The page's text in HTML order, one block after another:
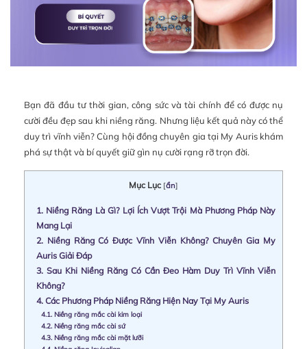
Bạn đã đầu tư thời gian, công sức và tài chính để có được nụ
cười đều đẹp sau khi niềng răng. Nhưng liệu kết quả này có thể
duy trì vĩnh viễn? Cùng hội đồng chuyên gia tại My Auris khám
phá sự thật và bí quyết giữ gìn nụ cười rạng rỡ trọn đời.
Mục Lục [ẩn]
1. Niềng Răng Là Gì? Lợi Ích Vượt Trội Mà Phương Pháp Này
Mang Lại
2. Niềng Răng Có Được Vĩnh Viễn Không? Chuyên Gia My
Auris Giải Đáp
3. Sau Khi Niềng Răng Có Cần Đeo Hàm Duy Trì Vĩnh Viễn
Không?
4. Các Phương Pháp Niềng Răng Hiện Nay Tại My Auris
4.1. Niềng răng mắc cài kim loại
4.2. Niềng răng mắc cài sứ
4.3. Niềng răng mắc cài mặt lưỡi